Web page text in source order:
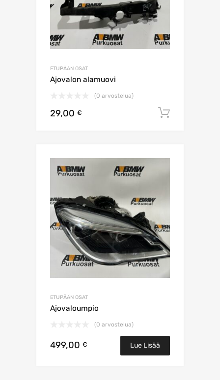
ETUPÄÄN OSAT
Ajovalon alamuovi
(0 arvostelua)
29,00 €
ETUPÄÄN OSAT
Ajovaloumpio
(0 arvostelua)
499,00 € Lue Lisää